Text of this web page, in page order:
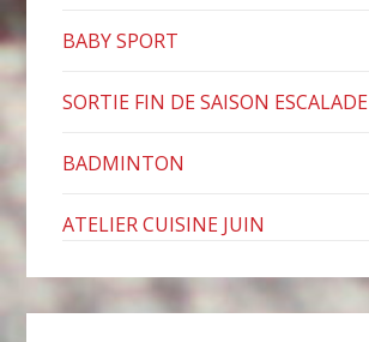
BABY SPORT
SORTIE FIN DE SAISON ESCALADE
BADMINTON
ATELIER CUISINE JUIN